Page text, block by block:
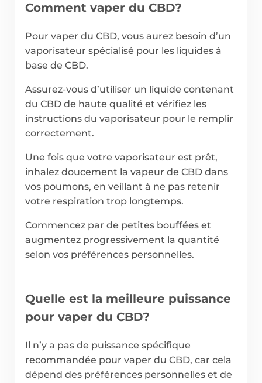
Comment vaper du CBD?
Pour vaper du CBD, vous aurez besoin d’un
vaporisateur spécialisé pour les liquides à
base de CBD.
Assurez-vous d’utiliser un liquide contenant
du CBD de haute qualité et vérifiez les
instructions du vaporisateur pour le remplir
correctement.
Une fois que votre vaporisateur est prêt,
inhalez doucement la vapeur de CBD dans
vos poumons, en veillant à ne pas retenir
votre respiration trop longtemps.
Commencez par de petites bouffées et
augmentez progressivement la quantité
selon vos préférences personnelles.
Quelle est la meilleure puissance
pour vaper du CBD?
Il n’y a pas de puissance spécifique
recommandée pour vaper du CBD, car cela
dépend des préférences personnelles et de